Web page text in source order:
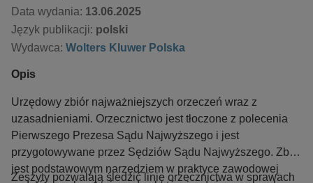
Data wydania: 13.06.2025
Język publikacji: polski
Wydawca: Wolters Kluwer Polska
Opis
Urzędowy zbiór najważniejszych orzeczeń wraz z
uzasadnieniami. Orzecznictwo jest tłoczone z polecenia
Pierwszego Prezesa Sądu Najwyższego i jest
przygotowywane przez Sędziów Sądu Najwyższego. Zbiór
jest podstawowym narzędziem w praktyce zawodowej
Zeszyty pozwalają śledzić linię orzecznictwa w sprawach